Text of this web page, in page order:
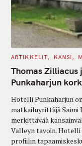
C
T
E
G
O
I
E
S
ARTIKKELIT KANSI
Thomas Zilliacus
Punkaharjun
Hotelli Punkaharjun
matkailuyrittäjä Saimi
merkittävää
Valleyn tavoin. Hotelli
profiilin